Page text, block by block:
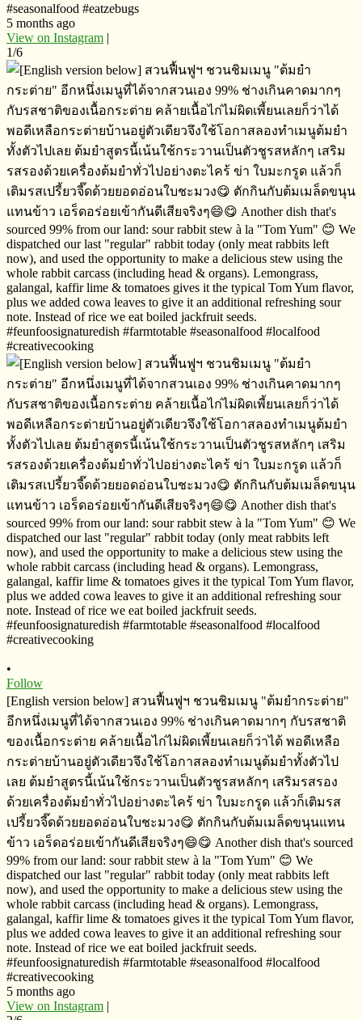
#seasonalfood #eatzebugs
5 months ago
View on Instagram |
1/6
•
Follow
[English version below] สวนฟื้นฟูฯ​ ชวนชิมเมนู​ "ต้มยำกระต่าย​"
อีกหนึ่งเมนูที่ได้จากสวนเอง​ 99% ช่างเกินคาดมากๆ​ กับรสชาติ
ของ​เนื้อกระต่าย​ คล้ายเนื้อไก่ไม่ผิดเพี้ยนเลยก็ว่าได้​ พอดีเหลือ
กระต่ายบ้านอยู่ตัวเดียวจึงใช้โอกาสลองทำเมนูต้มยำทั้งตัวไป
เลย​ ต้มยำสูตรนี้เน้นใช้กระวานเป็นตัวชูรสหลักๆ เสริมรสรอง
ด้วยเครื่องต้มยำทั่วไปอย่างตะไคร้​ ข่า​ ใบมะกรูด​ แล้วก็เติมรส
เปรี้ยวจี๊ดด้วยยอดอ่อนใบชะมวง😋 ตักกินกับต้มเมล็ดขนุนแทน
ข้าว​ เอร็ดอร่อย​เข้ากันดีเสียจริงๆ😄😋 Another dish that's sourced
99% from our land: sour rabbit stew à la "Tom Yum" 😊 We
dispatched our last "regular" rabbit today (only meat rabbits left
now), and used the opportunity to make a delicious stew using the
whole rabbit carcass (including head & organs). Lemongrass,
galangal, kaffir lime & tomatoes gives it the typical Tom Yum flavor,
plus we added cowa leaves to give it an additional refreshing sour
note. Instead of rice we eat boiled jackfruit seeds.
#feunfoosignaturedish #farmtotable #seasonalfood #localfood
#creativecooking
5 months ago
View on Instagram |